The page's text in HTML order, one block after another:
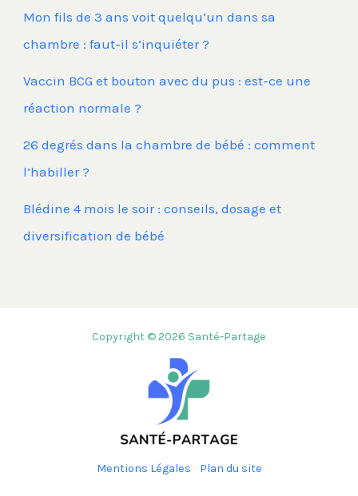
Mon fils de 3 ans voit quelqu’un dans sa
chambre : faut-il s’inquiéter ?
Vaccin BCG et bouton avec du pus : est-ce une
réaction normale ?
26 degrés dans la chambre de bébé : comment
l’habiller ?
Blédine 4 mois le soir : conseils, dosage et
diversification de bébé
Copyright © 2026 Santé-Partage
Mentions Légales - Plan du site